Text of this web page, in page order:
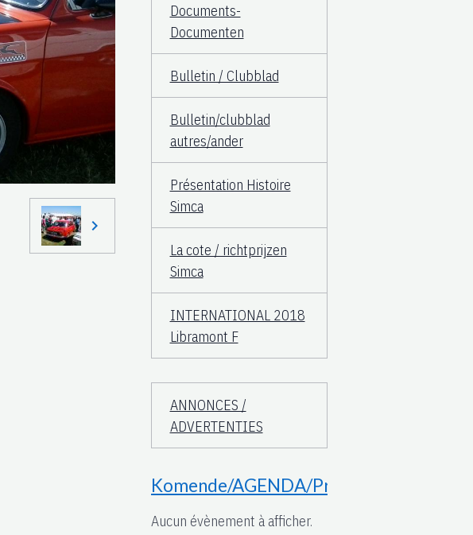
Documents-
Documenten
Bulletin / Clubblad
Bulletin/clubblad
autres/ander
Présentation Histoire
Simca
La cote / richtprijzen
Simca
INTERNATIONAL 2018
Libramont F
ANNONCES /
ADVERTENTIES
Komende/AGENDA/Proche
Aucun évènement à afficher.